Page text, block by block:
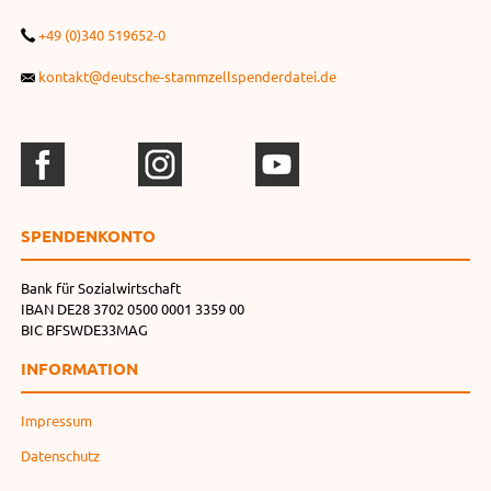
+49 (0)340 519652-0
kontakt@deutsche-stammzellspenderdatei.de
SPENDEN­KONTO
Bank für Sozialwirtschaft
IBAN DE28 3702 0500 0001 3359 00
BIC BFSWDE33MAG
INFORMATION
Impressum
Datenschutz